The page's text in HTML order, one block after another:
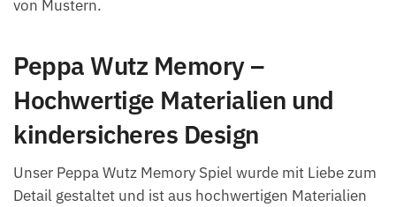
von Mustern.
Peppa Wutz Memory –
Hochwertige Materialien und
kindersicheres Design
Unser Peppa Wutz Memory Spiel wurde mit Liebe zum
Detail gestaltet und ist aus hochwertigen Materialien